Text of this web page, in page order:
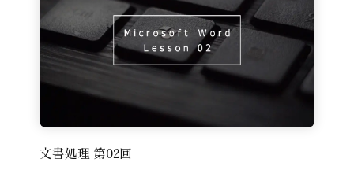
文書処理 第02回